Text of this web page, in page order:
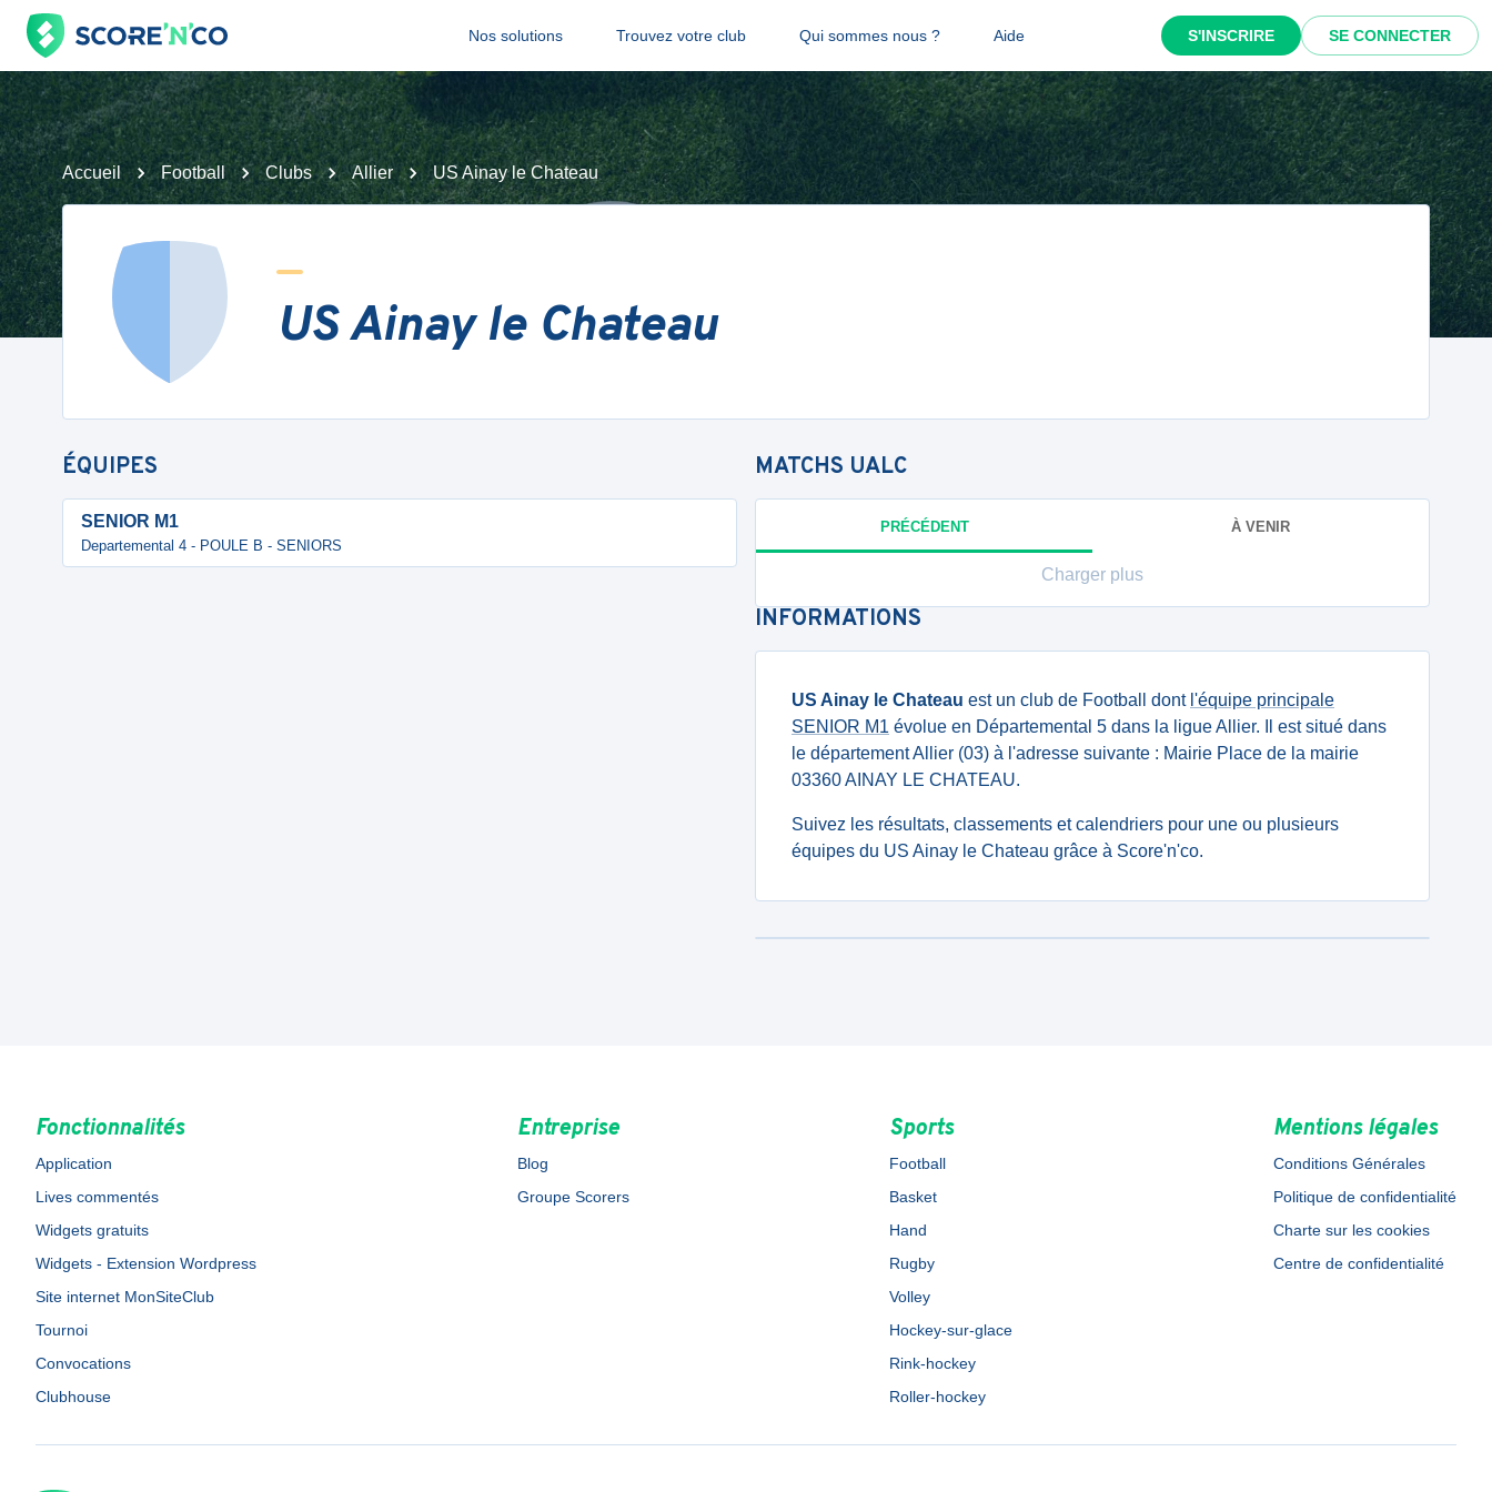
Nos solutions Trouvez votre club Qui sommes nous ? Aide S'INSCRIRE SE CONNECTER
Accueil Football Clubs Allier US Ainay le Chateau
US Ainay le Chateau
ÉQUIPES
SENIOR M1
Departemental 4 - POULE B - SENIORS
MATCHS UALC
PRÉCÉDENT À VENIR
Charger plus
INFORMATIONS
US Ainay le Chateau est un club de Football dont l'équipe principale
SENIOR M1 évolue en Départemental 5 dans la ligue Allier. Il est situé dans
le département Allier (03) à l'adresse suivante : Mairie Place de la mairie
03360 AINAY LE CHATEAU.
Suivez les résultats, classements et calendriers pour une ou plusieurs
équipes du US Ainay le Chateau grâce à Score'n'co.
Fonctionnalités
Application
Lives commentés
Widgets gratuits
Widgets - Extension Wordpress
Site internet MonSiteClub
Tournoi
Convocations
Clubhouse
Entreprise
Blog
Groupe Scorers
Sports
Football
Basket
Hand
Rugby
Volley
Hockey-sur-glace
Rink-hockey
Roller-hockey
Mentions légales
Conditions Générales
Politique de confidentialité
Charte sur les cookies
Centre de confidentialité